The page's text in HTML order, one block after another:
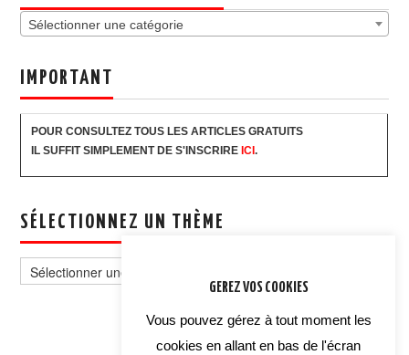
Sélectionner une catégorie
IMPORTANT
POUR CONSULTEZ TOUS LES ARTICLES GRATUITS
IL SUFFIT SIMPLEMENT DE S'INSCRIRE ICI.
SÉLECTIONNEZ UN THÈME
un
thème
GEREZ VOS COOKIES
Vous pouvez gérez à tout moment les
cookies en allant en bas de l'écran